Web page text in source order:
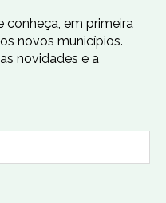
conheça, em primeira
novos municípios.
novidades e a